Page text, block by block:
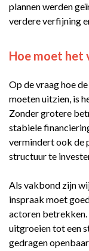
plannen werden
verdere verfijning
Hoe moet het
Op de vraag hoe
moeten uitzien, is
Zonder grotere
stabiele
vermindert ook de
structuur te
Als vakbond zijn
inspraak moet
actoren betrekken.
uitgroeien tot een
gedragen